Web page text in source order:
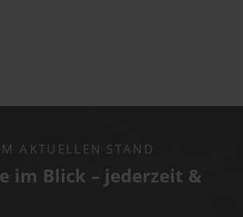
AKTUELLEN STAND
im Blick – jederzeit &